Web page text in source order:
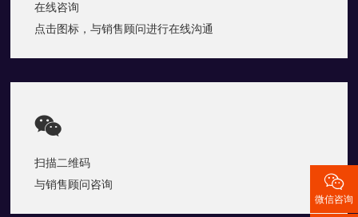
在线咨询
点击图标，与销售顾问进行在线沟通

扫描二维码
与销售顾问咨询

微信咨询